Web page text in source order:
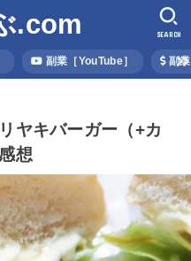
.com
副業［YouTube］ 副業
SEARCH
ヤキバーガー（+カ
想